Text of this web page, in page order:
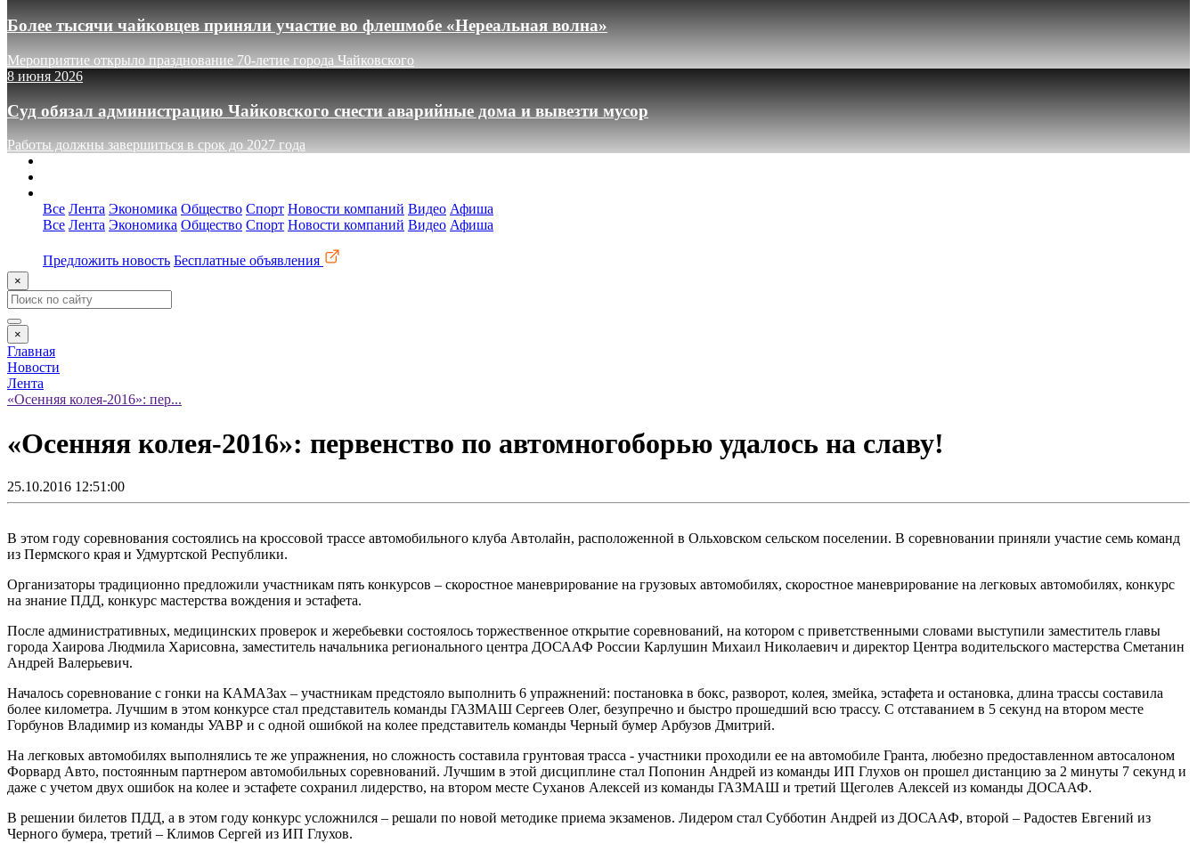
Более тысячи чайковцев приняли участие во флешмобе «Нереальная волна»
Мероприятие открыло празднование 70-летие города Чайковского
8 июня 2026
Суд обязал администрацию Чайковского снести аварийные дома и вывезти мусор
Работы должны завершиться в срок до 2027 года
Все Лента Экономика Общество Спорт Новости компаний Видео Афиша
Все Лента Экономика Общество Спорт Новости компаний Видео Афиша
Предложить новость Бесплатные объявления
×
×
Главная
Новости
Лента
«Осенняя колея-2016»: пер...
«Осенняя колея-2016»: первенство по автомногоборью удалось на славу!
25.10.2016 12:51:00
В этом году соревнования состоялись на кроссовой трассе автомобильного клуба Автолайн, расположенной в Ольховском сельском поселении. В соревновании приняли участие семь команд
из Пермского края и Удмуртской Республики.
Организаторы традиционно предложили участникам пять конкурсов – скоростное маневрирование на грузовых автомобилях, скоростное маневрирование на легковых автомобилях, конкурс
на знание ПДД, конкурс мастерства вождения и эстафета.
После административных, медицинских проверок и жеребьевки состоялось торжественное открытие соревнований, на котором с приветственными словами выступили заместитель главы
города Хаирова Людмила Харисовна, заместитель начальника регионального центра ДОСААФ России Карлушин Михаил Николаевич и директор Центра водительского мастерства Сметанин
Андрей Валерьевич.
Началось соревнование с гонки на КАМАЗах – участникам предстояло выполнить 6 упражнений: постановка в бокс, разворот, колея, змейка, эстафета и остановка, длина трассы составила
более километра. Лучшим в этом конкурсе стал представитель команды ГАЗМАШ Сергеев Олег, безупречно и быстро прошедший всю трассу. С отставанием в 5 секунд на втором месте
Горбунов Владимир из команды УАВР и с одной ошибкой на колее представитель команды Черный бумер Арбузов Дмитрий.
На легковых автомобилях выполнялись те же упражнения, но сложность составила грунтовая трасса - участники проходили ее на автомобиле Гранта, любезно предоставленном автосалоном
Форвард Авто, постоянным партнером автомобильных соревнований. Лучшим в этой дисциплине стал Попонин Андрей из команды ИП Глухов он прошел дистанцию за 2 минуты 7 секунд и
даже с учетом двух ошибок на колее и эстафете сохранил лидерство, на втором месте Суханов Алексей из команды ГАЗМАШ и третий Щеголев Алексей из команды ДОСААФ.
В решении билетов ПДД, а в этом году конкурс усложнился – решали по новой методике приема экзаменов. Лидером стал Субботин Андрей из ДОСААФ, второй – Радостев Евгений из
Черного бумера, третий – Климов Сергей из ИП Глухов.